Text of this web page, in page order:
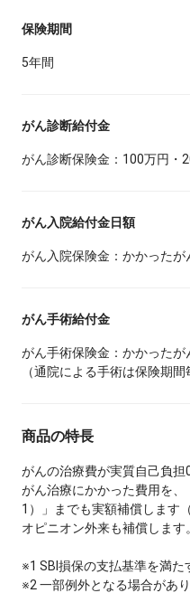
保険期間
5年間
がん診断給付金
がん診断保険金：100万円・
がん入院給付金日額
がん入院保険金：かかった
がん手術給付金
がん手術保険金：かかった
（通院による手術は保険期間
商品の特長
がんの治療費が実質自己負担
がん治療にかかった費用を
1）」までも実額補償します
オピニオン外来も補償します。
※1 SBI損保の支払基準を満た
※2 一部例外となる場合があり